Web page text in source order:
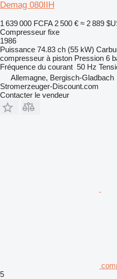
Demag 080IIH
1 639 000 FCFA 2 500 € ≈ 2 889
Compresseur fixe
1986
Puissance 74.83 ch (55 kW)
compresseur à piston Pression 6
Fréquence du courant 50 Hz
Allemagne, Bergisch-Gladbach
Stromerzeuger-Discount.com
Contacter le vendeur
5